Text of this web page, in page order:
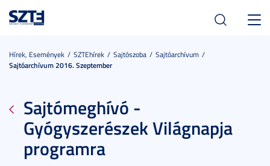
Hírek, Események SZTEhírek Sajtószoba
Sajtóarchívum
Sajtóarchívum 2016. Szeptember
Sajtómeghívó -
Gyógyszerészek Világnapja
programra